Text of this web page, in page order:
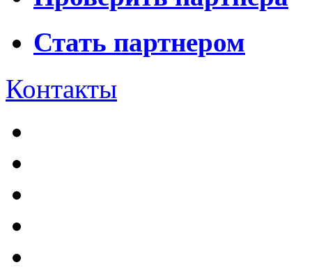
Стать партнером
Контакты